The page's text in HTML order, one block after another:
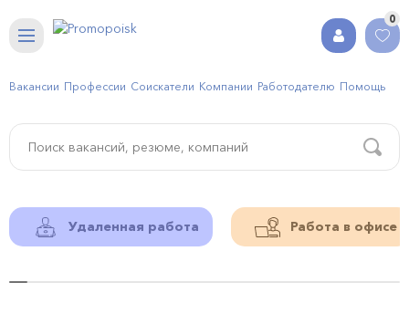
0
Вакансии Профессии Соискатели Компании Работодателю Помощь
Удаленная работа Работа в офисе